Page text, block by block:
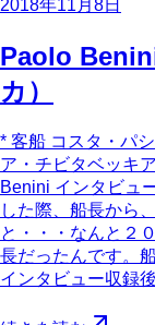
2018年11月8日
Paolo
カ）
* 客船 コスタ・パ
ア・チビタベッキ
Benini インタビュ
した際、船長から
と・・・なんと２
長だったんです。
インタビュー収録